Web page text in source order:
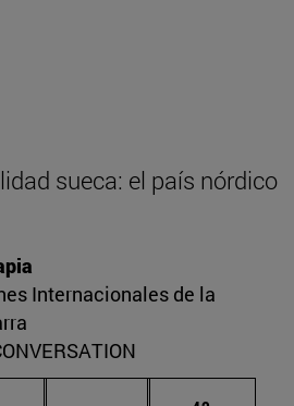
sueca: el país nórdico
Internacionales de la